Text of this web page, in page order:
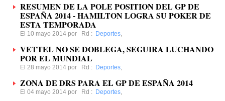
RESUMEN DE LA POLE POSITION DEL GP DE
ESPAÑA 2014 - HAMILTON LOGRA SU POKER DE
ESTA TEMPORADA
El 10 mayo 2014 por Rd : Deportes,
VETTEL NO SE DOBLEGA, SEGUIRA LUCHANDO
POR EL MUNDIAL
El 28 mayo 2014 por Rd : Deportes,
ZONA DE DRS PARA EL GP DE ESPAÑA 2014
El 04 mayo 2014 por Rd : Deportes,